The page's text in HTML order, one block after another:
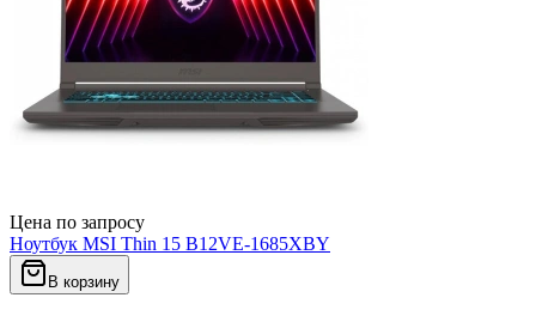
Цена по запросу
Ноутбук MSI Thin 15 B12VE-1685XBY
В корзину